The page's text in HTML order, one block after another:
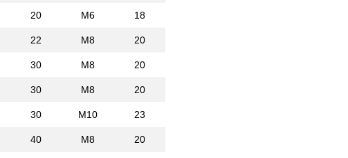
20 M6 18
22 M8 20
30 M8 20
30 M8 20
30 M10 23
40 M8 20